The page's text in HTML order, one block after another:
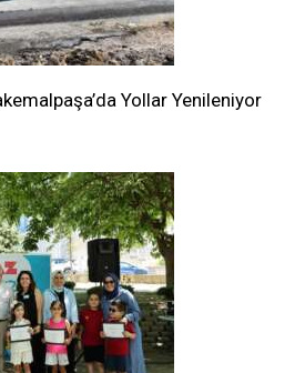
Yollar Yenileniyor